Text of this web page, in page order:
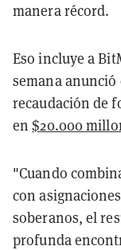
manera récord.
Eso incluye a
semana
recaudación de
en$20.000
"Cuando
con
soberanos, el
profunda